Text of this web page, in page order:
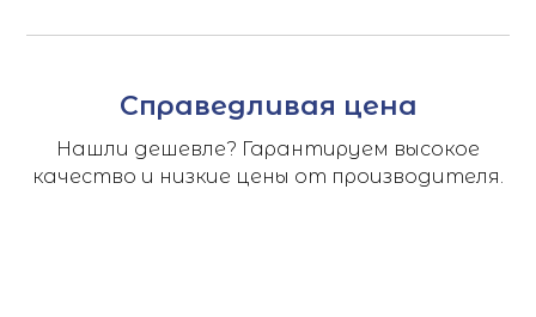
Справедливая цена
Нашли дешевле? Гарантируем высокое
качество и низкие цены от производителя.